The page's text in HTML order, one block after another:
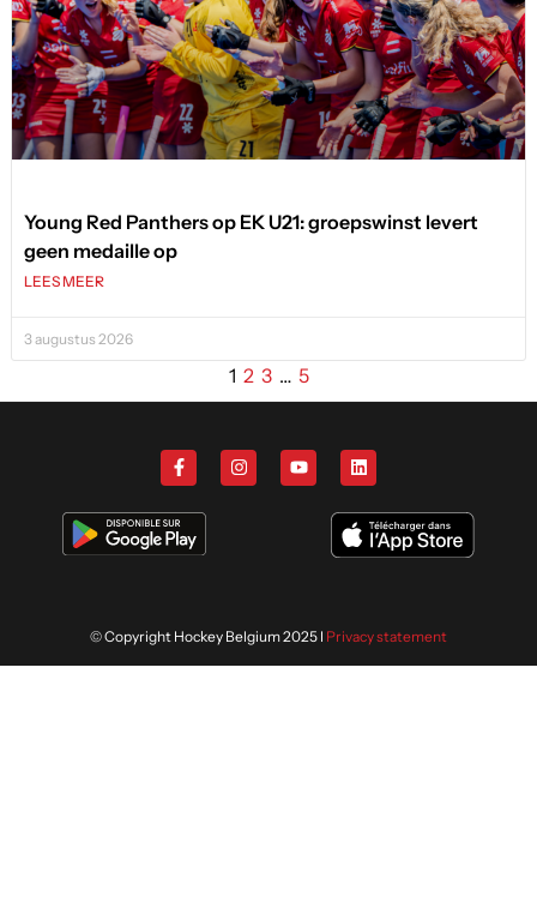
Young Red Panthers op EK U21: groepswinst levert
geen medaille op
LEES MEER
3 augustus 2026
1 2 3 … 5
© Copyright Hockey Belgium 2025 I Privacy statement